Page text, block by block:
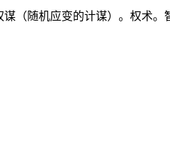
（随机应变的计谋）。权术。